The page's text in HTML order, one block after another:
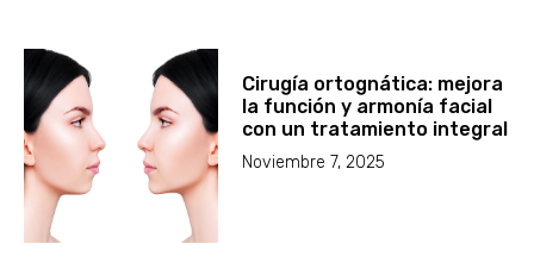
Cirugía ortognática: mejora
la función y armonía facial
con un tratamiento integral
Noviembre 7, 2025